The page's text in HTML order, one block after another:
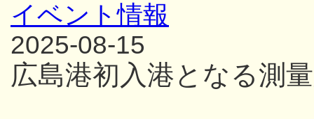
イベント情報
2025-08-15
広島港初入港となる測